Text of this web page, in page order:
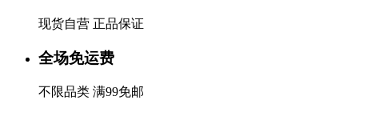
现货自营 正品保证
全场免运费
不限品类 满99免邮